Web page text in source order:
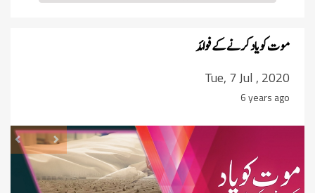
موت کو ىاد کرنے کے فوائد
Tue, 7 Jul , 2020
6 years ago
Next